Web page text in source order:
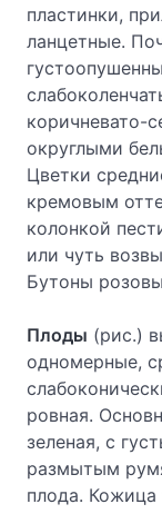
пластинки,
ланцетные.
коричневато-
округлыми
Цветки
кремовым
колонкой
или чуть
Бутоны
Плоды (рис.)
одномерные,
ровная.
зеленая, с
размытым
плода. Кожица